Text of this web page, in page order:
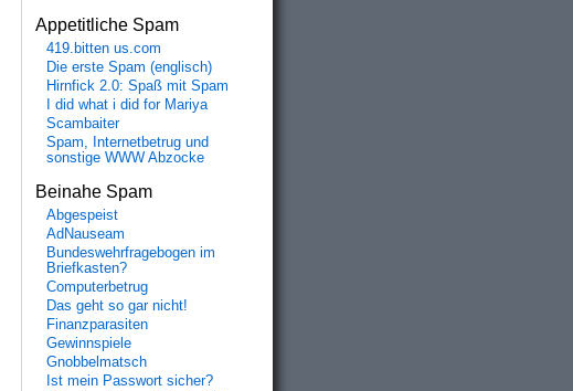
Appetitliche Spam
419.bitten us.com
Die erste Spam (englisch)
Hirnfick 2.0: Spaß mit Spam
I did what i did for Mariya
Scambaiter
Spam, Internetbetrug und
sonstige WWW Abzocke
Beinahe Spam
Abgespeist
AdNauseam
Bundeswehrfragebogen im
Briefkasten?
Computerbetrug
Das geht so gar nicht!
Finanzparasiten
Gewinnspiele
Gnobbelmatsch
Ist mein Passwort sicher?